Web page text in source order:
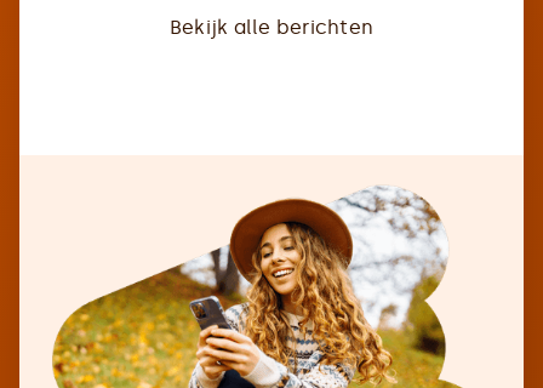
Bekijk alle berichten